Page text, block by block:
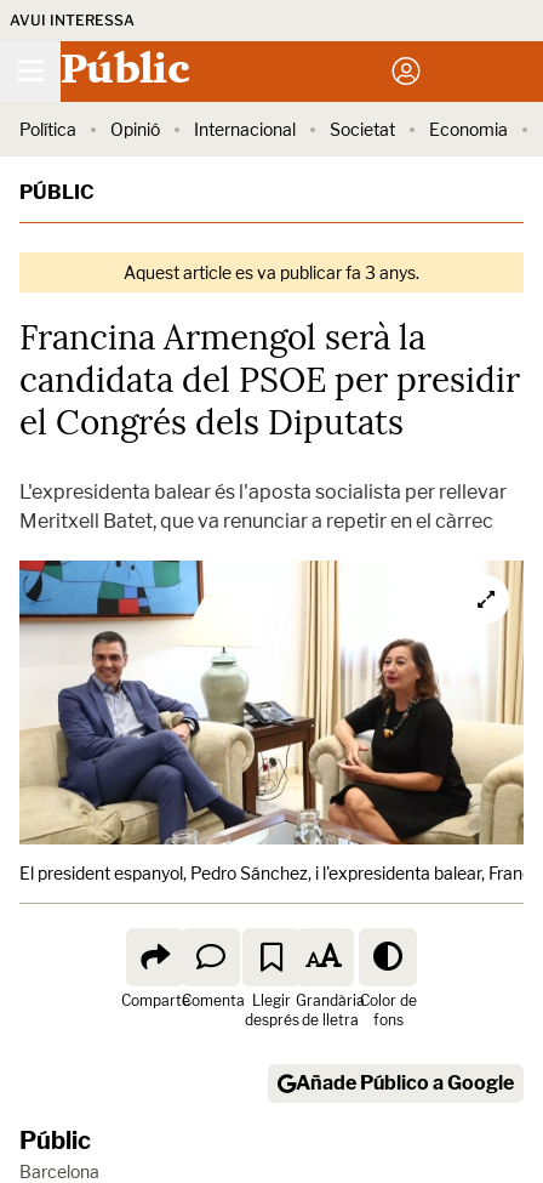
AVUI INTERESSA
Públic
Política Opinió Internacional Societat Economia
PÚBLIC
Aquest article es va publicar fa 3 anys.
Francina Armengol serà la
candidata del PSOE per presidir
el Congrés dels Diputats
L'expresidenta balear és l'aposta socialista per rellevar
Meritxell Batet, que va renunciar a repetir en el càrrec
El president espanyol, Pedro Sánchez, i l'expresidenta balear,
ComparteComenta Llegir
després
Grandària
de lletra
Color de
fons
Añade Público a Google
Públic
Barcelona